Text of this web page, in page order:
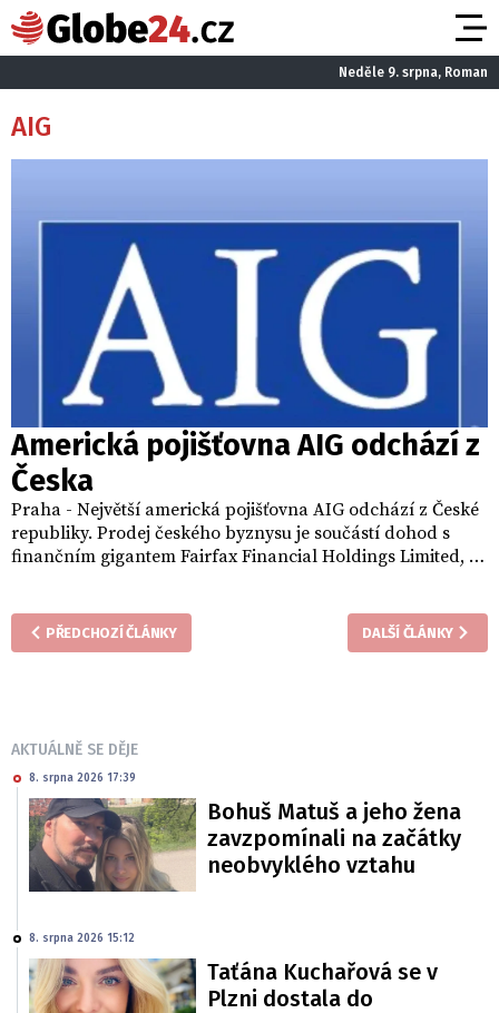
Neděle 9. srpna, Roman
AIG
Americká pojišťovna AIG odchází z
Česka
Praha - Největší americká pojišťovna AIG odchází z České
republiky. Prodej českého byznysu je součástí dohod s
finančním gigantem Fairfax Financial Holdings Limited, za
PŘEDCHOZÍ ČLÁNKY DALŠÍ ČLÁNKY
AKTUÁLNĚ SE DĚJE
8. srpna 2026 17:39
Bohuš Matuš a jeho žena
zavzpomínali na začátky
neobvyklého vztahu
8. srpna 2026 15:12
Taťána Kuchařová se v
Plzni dostala do